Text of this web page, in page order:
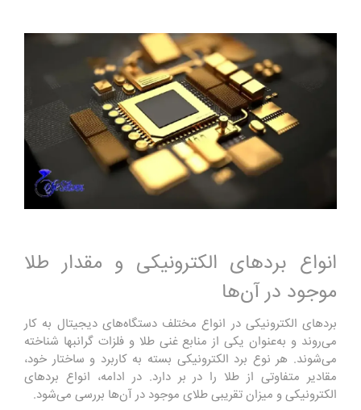
انواع بردهای الکترونیکی و مقدار طلا
موجود در آن‌ها
بردهای الکترونیکی در انواع مختلف دستگاه‌های دیجیتال به کار
می‌روند و به‌عنوان یکی از منابع غنی طلا و فلزات گرانبها شناخته
می‌شوند. هر نوع برد الکترونیکی بسته به کاربرد و ساختار خود،
مقادیر متفاوتی از طلا را در بر دارد. در ادامه، انواع بردهای
الکترونیکی و میزان تقریبی طلای موجود در آن‌ها بررسی می‌شود.